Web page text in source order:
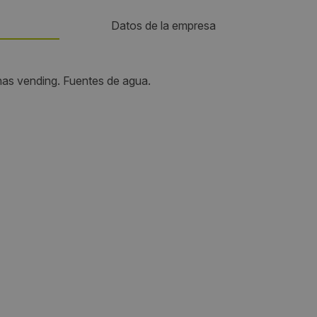
Datos de la empresa
vending. Fuentes de agua.
Teléfono: